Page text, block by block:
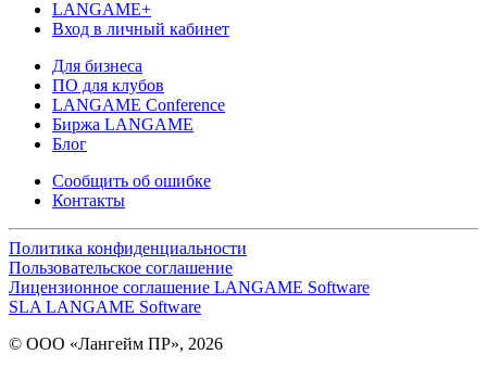
LANGAME+
Вход в личный кабинет
Для бизнеса
ПО для клубов
LANGAME Conference
Биржа LANGAME
Блог
Сообщить об ошибке
Контакты
Политика конфиденциальности
Пользовательское соглашение
Лицензионное соглашение LANGAME Software
SLA LANGAME Software
© ООО «Лангейм ПР», 2026